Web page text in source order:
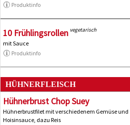
Produktinfo
10 Frühlingsrollen vegetarisch
mit Sauce
Produktinfo
HÜHNERFLEISCH
Hühnerbrust Chop Suey
Hühnerbrustfilet mit verschiedenem Gemüse und
Hoisinsauce, dazu Reis